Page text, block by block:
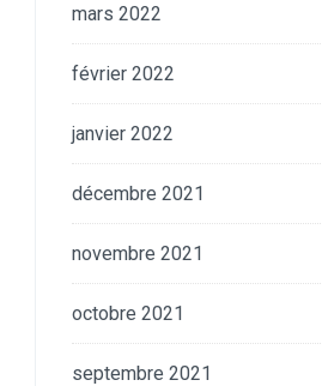
mars 2022
février 2022
janvier 2022
décembre 2021
novembre 2021
octobre 2021
septembre 2021